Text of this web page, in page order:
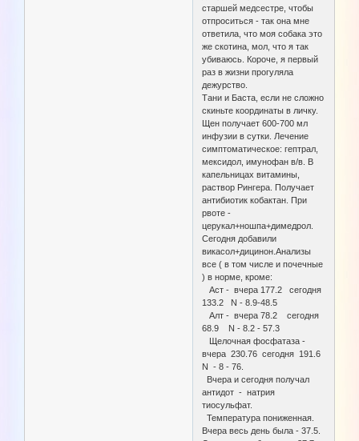
старшей медсестре, чтобы
отпроситься - так она мне
ответила, что моя собака это
же скотина, мол, что я так
убиваюсь. Короче, я первый
раз в жизни прогуляла
дежурство.
Тани и Баста, если не сложно
скиньте координаты в личку.
Щен получает 600-700 мл
инфузии в сутки. Лечение
симптоматическое: гептрал,
мексидол, имунофан в/в. В
капельницах витамины,
раствор Рингера. Получает
антибиотик кобактан. При
рвоте -
церукал+ношпа+димедрол.
Сегодня добавили
викасол+дицинон.Анализы
все ( в том числе и почечные
) в норме, кроме:
Аст - вчера 177.2 сегодня
133.2 N - 8.9-48.5
Алт - вчера 78.2 сегодня
68.9 N - 8.2 - 57.3
Щелочная фосфатаза -
вчера 230.76 сегодня 191.6
N - 8 - 76.
Вчера и сегодня получал
антидот - натрия
тиосульфат.
Температура пониженная.
Вчера весь день была - 37.5.